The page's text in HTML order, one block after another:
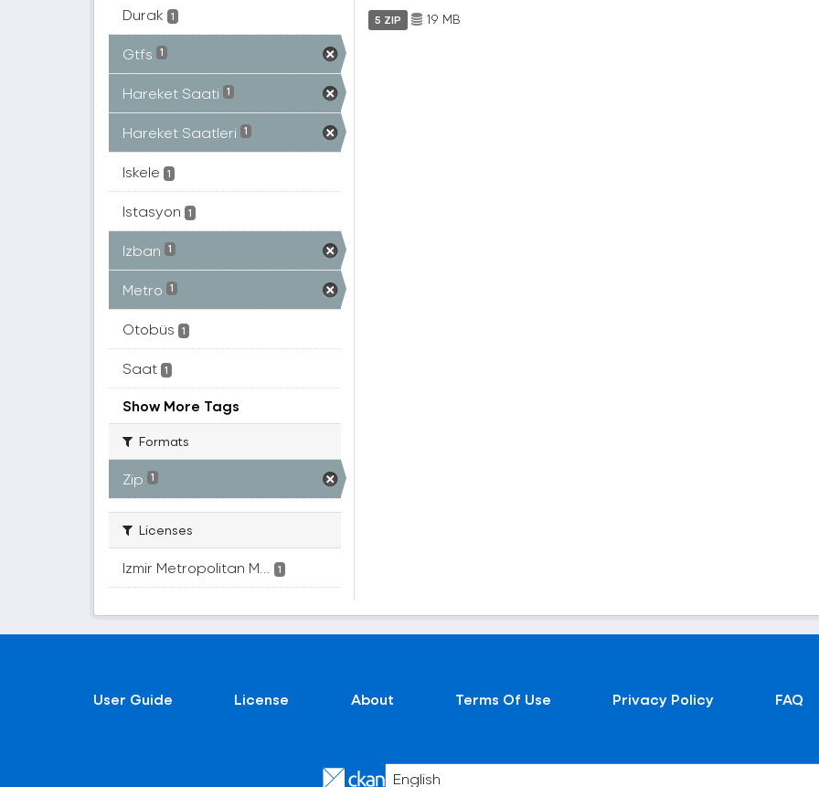
Durak 1
Gtfs 1
Hareket Saati 1
Hareket Saatleri 1
Iskele 1
Istasyon 1
Izban 1
Metro 1
Otobüs 1
Saat 1
Show More Tags
Formats
Zip 1
Licenses
Izmir Metropolitan M... 1
5 ZIP 19 MB
User Guide License About Terms Of Use Privacy Policy FAQ